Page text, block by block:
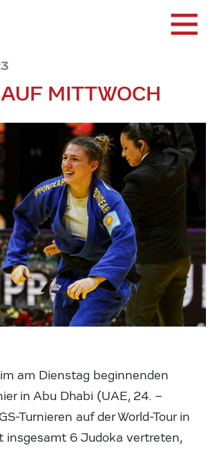
MITTWOCH
am Dienstag beginnenden
in Abu Dhabi (UAE, 24. –
Turnieren auf der World-Tour in
insgesamt 6 Judoka vertreten,